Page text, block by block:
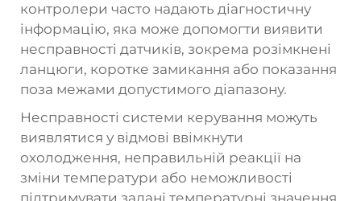
контролери часто надають діагностичну
інформацію, яка може допомогти виявити
несправності датчиків, зокрема розімкнені
ланцюги, коротке замикання або показання
поза межами допустимого діапазону.
Несправності системи керування можуть
виявлятися у відмові ввімкнути
охолодження, неправильній реакції на
зміни температури або неможливості
підтримувати задані температурні значення.